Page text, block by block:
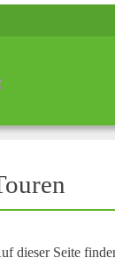
dieser Seite